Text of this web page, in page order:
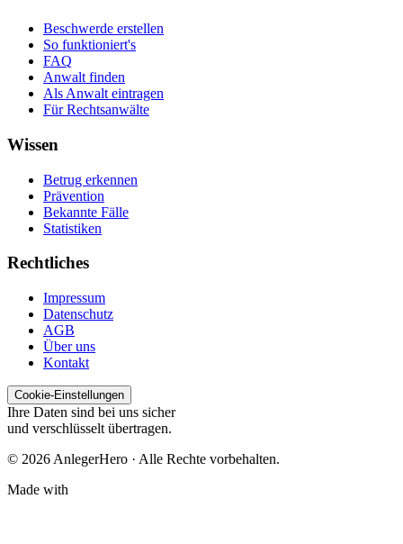
Beschwerde erstellen
So funktioniert's
FAQ
Anwalt finden
Als Anwalt eintragen
Für Rechtsanwälte
Wissen
Betrug erkennen
Prävention
Bekannte Fälle
Statistiken
Rechtliches
Impressum
Datenschutz
AGB
Über uns
Kontakt
Cookie-Einstellungen
Ihre Daten sind bei uns sicher
und verschlüsselt übertragen.
© 2026 AnlegerHero · Alle Rechte vorbehalten.
Made with